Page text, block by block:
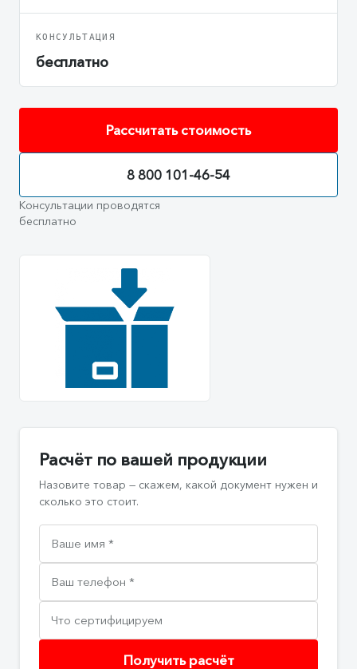
КОНСУЛЬТАЦИЯ
бесплатно
Рассчитать стоимость
8 800 101-46-54
Консультации проводятся
бесплатно
Расчёт по вашей продукции
Назовите товар — скажем, какой документ нужен и
сколько это стоит.
Получить расчёт